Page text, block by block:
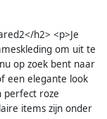
h2> <p>Je
om uit te
op zoek bent naar
een elegante look
perfect roze
items zijn onder